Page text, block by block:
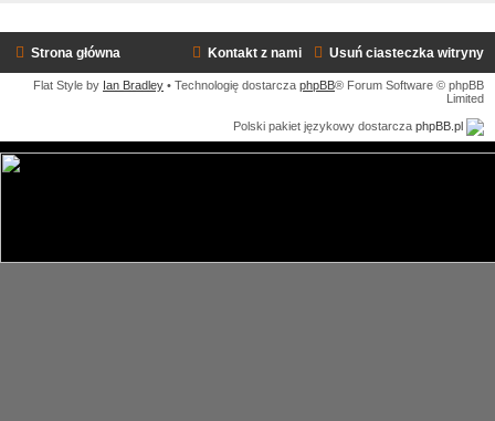
Strona główna Usuń ciasteczka witryny
Kontakt z nami
Flat Style by Ian Bradley • Technologię dostarcza phpBB® Forum Software © phpBB
Limited
Polski pakiet językowy dostarcza phpBB.pl